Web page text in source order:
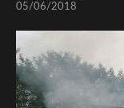
05/06/2018